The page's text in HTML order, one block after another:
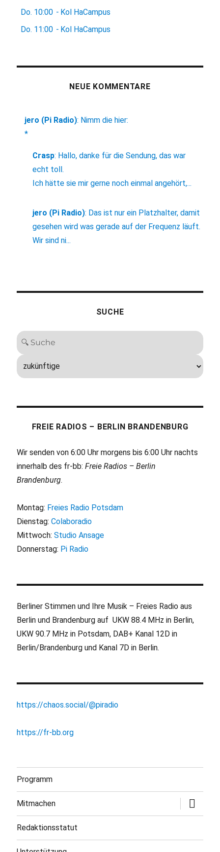
Do. 10:00 - Kol HaCampus
Do. 11:00 - Kol HaCampus
NEUE KOMMENTARE
jero (Pi Radio): Nimm die hier:
*
Crasp: Hallo, danke für die Sendung, das war
echt toll.
Ich hätte sie mir gerne noch einmal angehört,...
jero (Pi Radio): Das ist nur ein Platzhalter, damit
gesehen wird was gerade auf der Frequenz läuft.
Wir sind ni...
SUCHE
FREIE RADIOS – BERLIN BRANDENBURG
Wir senden von 6:00 Uhr morgens bis 6:00 Uhr nachts
innerhalb des fr-bb:Freie Radios – Berlin
Brandenburg.
Montag: Freies Radio Potsdam
Dienstag:Colaboradio
Mittwoch:Studio Ansage
Donnerstag: Pi Radio
Berliner Stimmen und Ihre Musik – Freies Radio aus
Berlin und Brandenburg auf UKW 88.4 MHz in Berlin,
UKW 90.7 MHz in Potsdam, DAB+ Kanal 12D in
Berlin/Brandenburg und Kanal 7D in Berlin.
https://chaos.social/@piradio
https://fr-bb.org
Programm
Mitmachen
öffnen
Redaktionsstatut